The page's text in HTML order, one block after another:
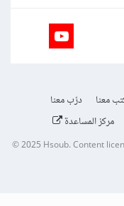
معنا
درّب معنا
مركز المساعدة
© 2025Hsoub.Content